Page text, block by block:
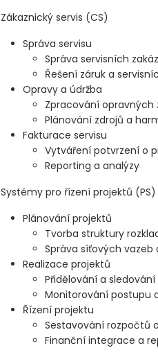
Zákaznický servis (CS)
Správa servisu
Správa servisních
Řešení záruk a
Opravy a údržba
Zpracování opravných
Plánování zdrojů a
Fakturace servisu
Vytváření potvrzení o
Reporting a analýzy
Systémy pro řízení projektů (PS)
Plánování projektů
Tvorba struktury
Správa síťových vazeb
Realizace projektů
Přidělování a sledování
Monitorování postupu
Řízení projektu
Sestavování rozpočtů
Finanční integrace a